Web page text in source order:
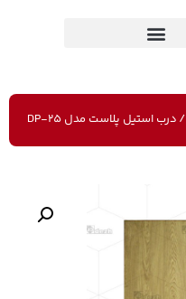
/ درب استیل پلاست مدل DP-25